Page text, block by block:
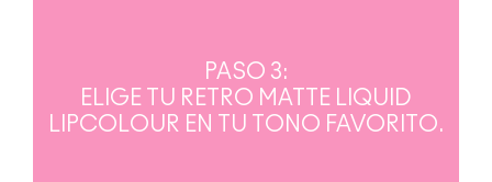
PASO 3:
ELIGE TU RETRO MATTE LIQUID
LIPCOLOUR EN TU TONO FAVORITO.